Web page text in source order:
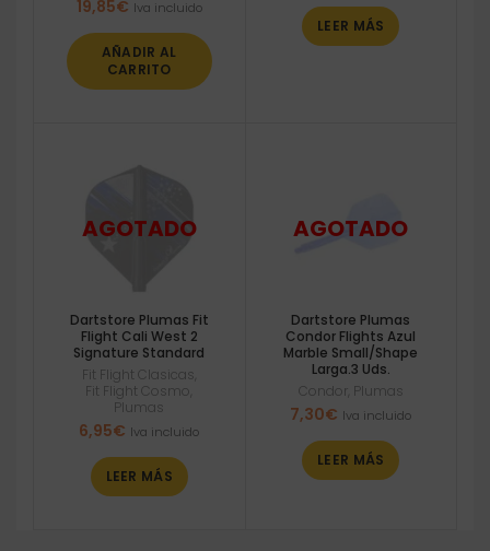
19,85€ Iva incluido
AÑADIR AL
CARRITO
LEER MÁS
Dartstore Plumas Fit
Flight Cali West 2
Signature Standard
Fit Flight Clasicas
Fit Flight Cosmo
Plumas
6,95€ Iva incluido
LEER MÁS
Dartstore Plumas
Condor Flights Azul
Marble Small/Shape
Larga.3 Uds.
Condor Plumas
7,30€ Iva incluido
LEER MÁS